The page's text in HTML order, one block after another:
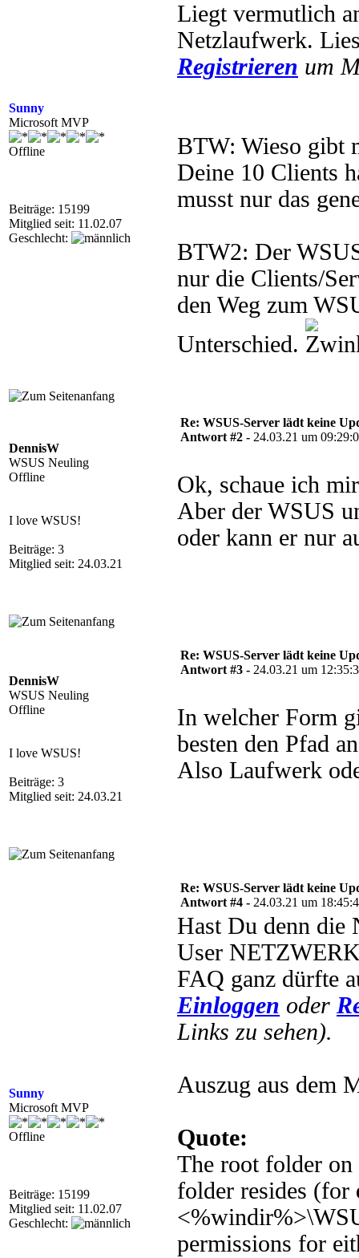
Sunny
Microsoft MVP
Offline
Beiträge: 15199
Mitglied seit: 11.02.07
Geschlecht:
Liegt vermutlich
Netzlaufwerk.
Registrieren um
BTW: Wieso gibt
Deine 10 Clients
musst nur das
BTW2: Der
nur die Clients/
den Weg zum
Unterschied.
DennisW
WSUS Neuling
Offline
I love WSUS!
Beiträge: 3
Mitglied seit: 24.03.21
Re: WSUS-Server lädt keine
Antwort #2 - 24.03.21 um
Ok, schaue ich
Aber der WSUS
oder kann er nur
DennisW
WSUS Neuling
Offline
I love WSUS!
Beiträge: 3
Mitglied seit: 24.03.21
Re: WSUS-Server lädt keine
Antwort #3 - 24.03.21 um
In welcher Form
besten den Pfad
Also Laufwerk
Sunny
Microsoft MVP
Offline
Beiträge: 15199
Mitglied seit: 11.02.07
Geschlecht:
Re: WSUS-Server lädt keine
Antwort #4 - 24.03.21 um
Hast Du denn die
User
FAQ ganz dürfte
Einloggen oder
Links zu sehen).
Auszug aus dem
Quote:
The root folder on
folder resides (for
permissions for